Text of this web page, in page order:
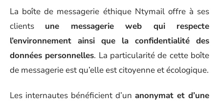
La boîte de messagerie éthique Ntymail offre à ses
clients une messagerie web qui respecte
l’environnement ainsi que la confidentialité des
données personnelles. La particularité de cette boîte
de messagerie est qu’elle est citoyenne et écologique.
Les internautes bénéficient d’un anonymat et d’une